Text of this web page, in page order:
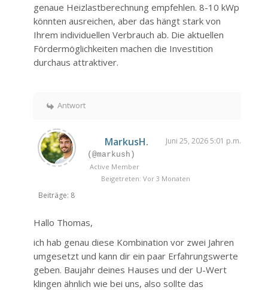
genaue Heizlastberechnung empfehlen. 8-10 kWp
könnten ausreichen, aber das hängt stark von
Ihrem individuellen Verbrauch ab. Die aktuellen
Fördermöglichkeiten machen die Investition
durchaus attraktiver.
Antwort
Beiträge: 8
MarkusH. Juni 25, 2026 5:01 p.m.
(@markush)
Active Member
Beigetreten: Vor 3 Monaten
Hallo Thomas,
ich hab genau diese Kombination vor zwei Jahren
umgesetzt und kann dir ein paar Erfahrungswerte
geben. Baujahr deines Hauses und der U-Wert
klingen ähnlich wie bei uns, also sollte das